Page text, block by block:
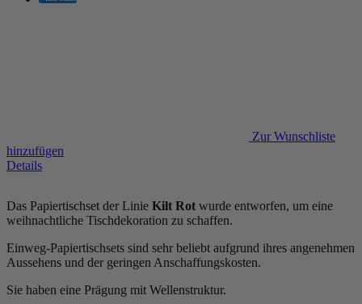
Zur Wunschliste
hinzufügen
Details
Das Papiertischset der Linie Kilt Rot wurde entworfen, um eine
weihnachtliche Tischdekoration zu schaffen.
Einweg-Papiertischsets sind sehr beliebt aufgrund ihres angenehmen
Aussehens und der geringen Anschaffungskosten.
Sie haben eine Prägung mit Wellenstruktur.